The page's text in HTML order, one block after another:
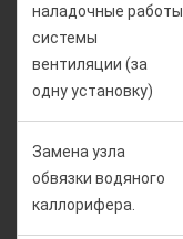
наладочные работы
системы
вентиляции (за
одну установку)
Замена узла
обвязки водяного
каллорифера.